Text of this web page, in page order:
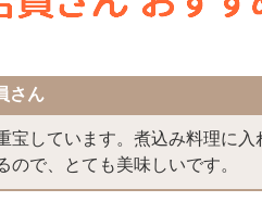
さん
宝しています。煮込み料理に
ので、とても美味しいです。